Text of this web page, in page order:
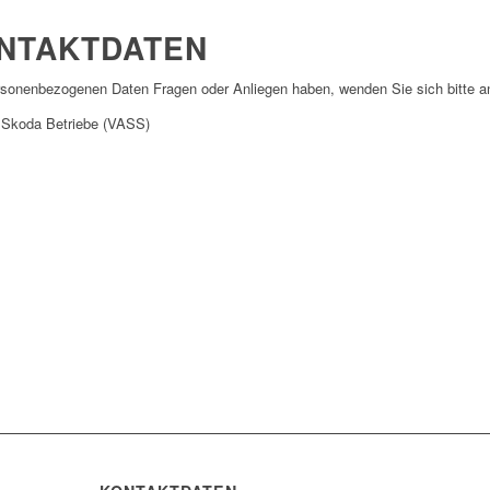
Daten Fragen oder Anliegen haben, wenden Sie sich bitte
Betriebe (VASS)